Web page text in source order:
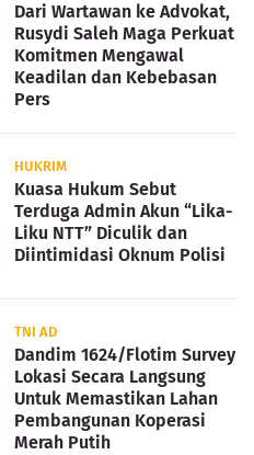
Dari Wartawan ke Advokat,
Rusydi Saleh Maga Perkuat
Komitmen Mengawal
Keadilan dan Kebebasan
Pers
HUKRIM
Kuasa Hukum Sebut
Terduga Admin Akun “Lika-
Liku NTT” Diculik dan
Diintimidasi Oknum Polisi
TNI AD
Dandim 1624/Flotim Survey
Lokasi Secara Langsung
Untuk Memastikan Lahan
Pembangunan Koperasi
Merah Putih